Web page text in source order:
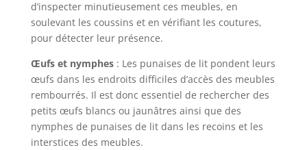
d’inspecter minutieusement ces meubles, en
soulevant les coussins et en vérifiant les coutures,
pour détecter leur présence.
Œufs et nymphes: Les punaises de lit pondent leurs
œufs dans les endroits difficiles d’accès des meubles
rembourrés. Il est donc essentiel de rechercher des
petits œufs blancs ou jaunâtres ainsi que des
nymphes de punaises de lit dans les recoins et les
interstices des meubles.